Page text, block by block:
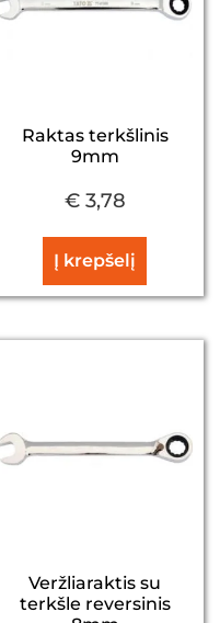
Raktas terkšlinis
9mm
€3,78
Į krepšelį
Veržliaraktis su
terkšle reversinis